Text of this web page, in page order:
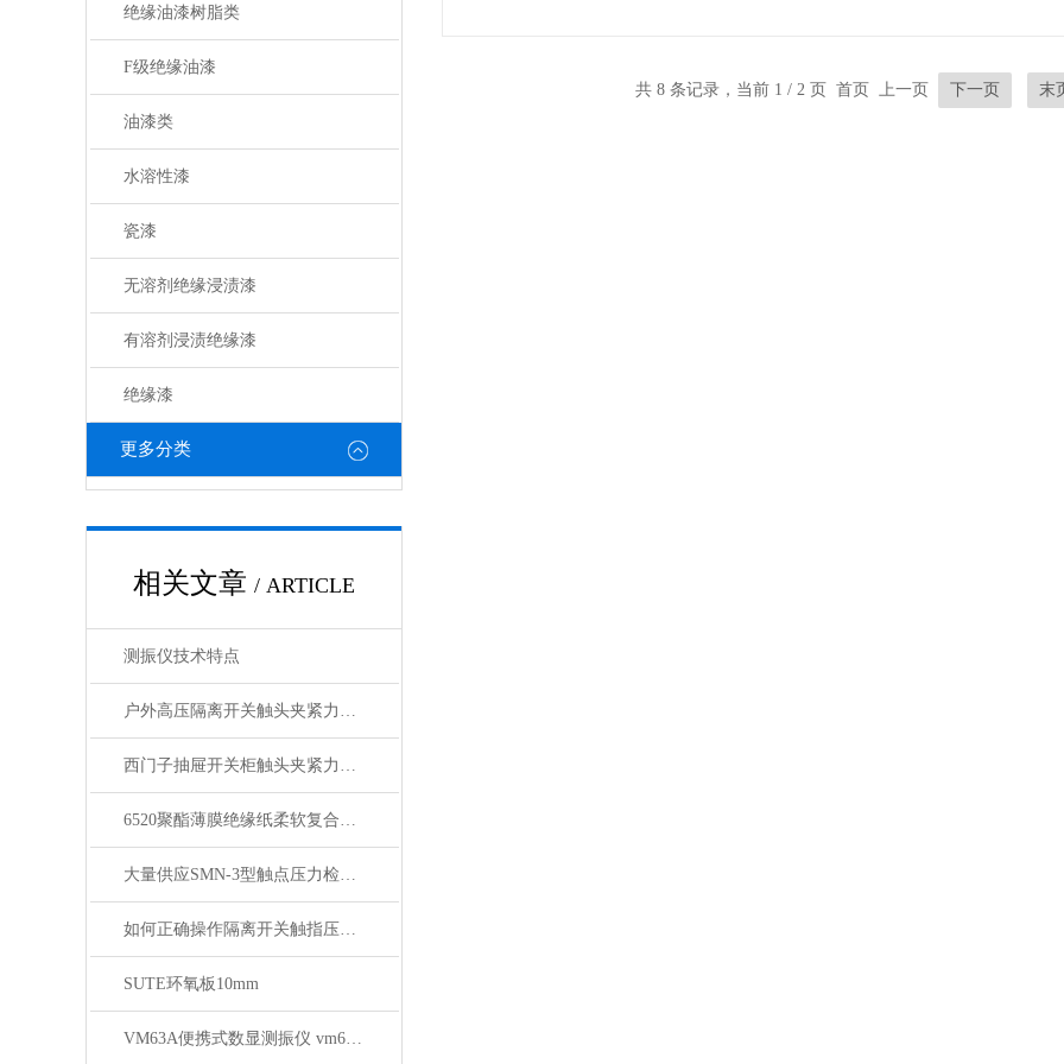
绝缘油漆树脂类
F级绝缘油漆
油漆类
水溶性漆
瓷漆
无溶剂绝缘浸渍漆
有溶剂浸渍绝缘漆
绝缘漆
更多分类
相关文章 / ARTICLE
测振仪技术特点
户外高压隔离开关触头夹紧力测试仪的校准方法
西门子抽屉开关柜触头夹紧力检测仪的组成部分
6520聚酯薄膜绝缘纸柔软复合材料性能指标
大量供应SMN-3型触点压力检测仪
如何正确操作隔离开关触指压力检测仪进行压力测量？
SUTE环氧板10mm
VM63A便携式数显测振仪 vm63a测振仪厂家
共 8 条记录，当前 1 / 2 页 首页 上一页 下一页 末